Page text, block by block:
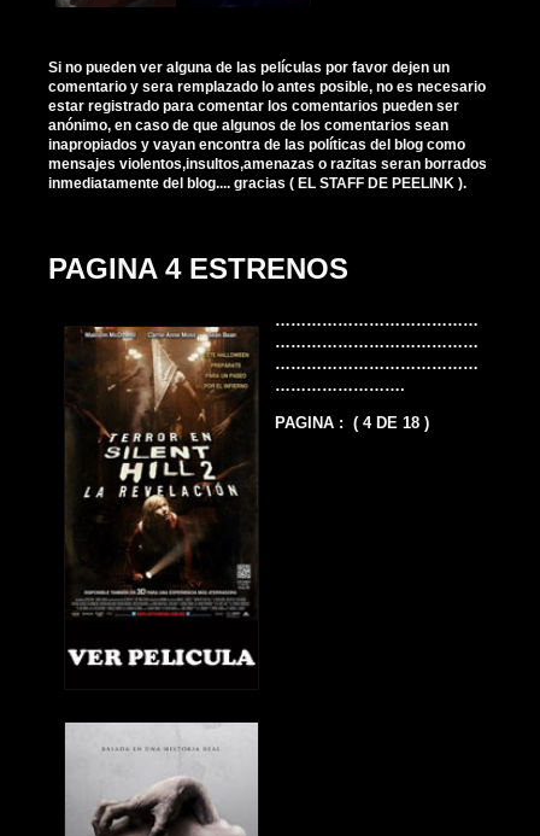
Si no pueden ver alguna de las películas por favor dejen un
comentario y sera remplazado lo antes posible, no es necesario
estar registrado para comentar los comentarios pueden ser
anónimo, en caso de que algunos de los comentarios sean
inapropiados y vayan encontra de las políticas del blog como
mensajes violentos,insultos,amenazas o razitas seran borrados
inmediatamente del blog.... gracias ( EL STAFF DE PEELINK ).
PAGINA 4 ESTRENOS
…………………………………
…………………………………
…………………………………
…………………….
PAGINA : ( 4 DE 18 )